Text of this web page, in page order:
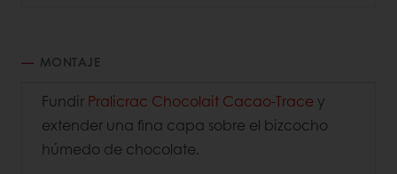
MONTAJE
Fundir Pralicrac Chocolait Cacao-Trace y
extender una fina capa sobre el bizcocho
húmedo de chocolate.